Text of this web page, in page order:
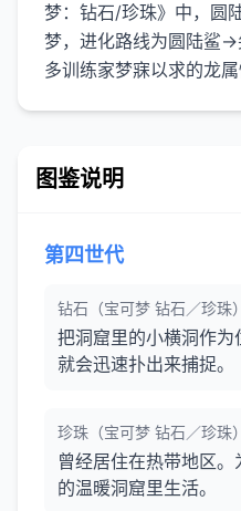
梦：钻石/珍珠》中，圆
梦，进化路线为圆陆鲨
图鉴说明
第四世代
钻石（宝可梦 钻石／珍珠）
把洞窟里的小横洞作为
就会迅速扑出来捕捉。
珍珠（宝可梦 钻石／珍珠）
曾经居住在热带地区
的温暖洞窟里生活。